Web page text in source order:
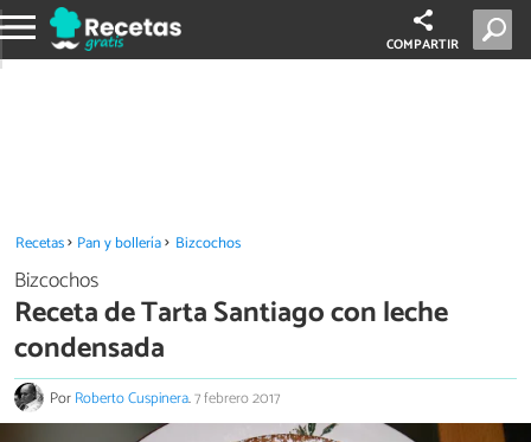
COMPARTIR
Recetas Pan y bollería Bizcochos
Bizcochos
Receta de Tarta Santiago con leche
condensada
PorRoberto Cuspinera.7 febrero 2017